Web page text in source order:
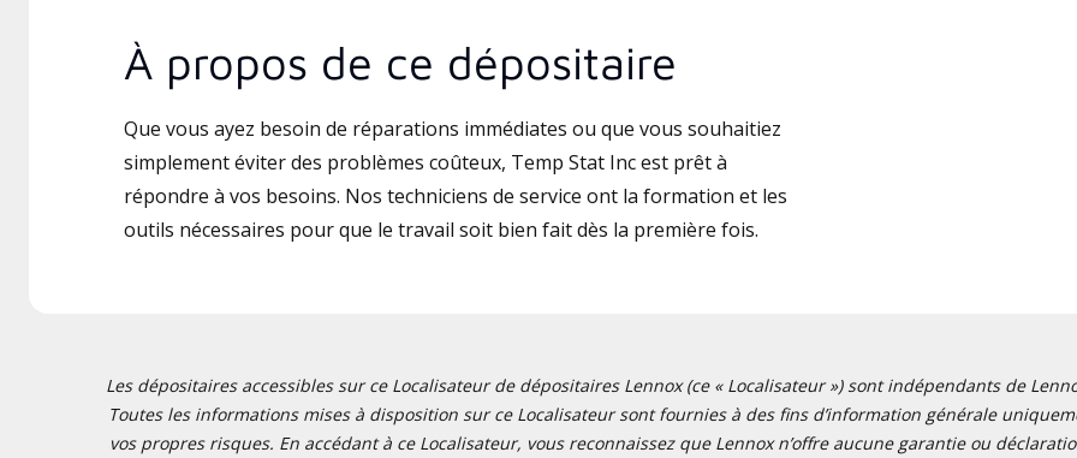
À propos de ce dépositaire
Que vous ayez besoin de réparations immédiates ou que vous souhaitiez
simplement éviter des problèmes coûteux, Temp Stat Inc est prêt à
répondre à vos besoins. Nos techniciens de service ont la formation et les
outils nécessaires pour que le travail soit bien fait dès la première fois.
Les dépositaires accessibles sur ce Localisateur de dépositaires Lennox (ce « Localisateur ») sont indépendants de
Toutes les informations mises à disposition sur ce Localisateur sont fournies à des fins d’information générale
vos propres risques. En accédant à ce Localisateur, vous reconnaissez que Lennox n’offre aucune garantie ou